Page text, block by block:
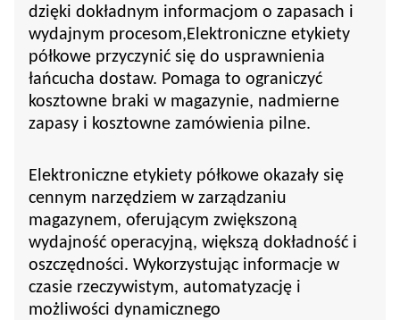
dzięki dokładnym informacjom o zapasach i
wydajnym procesom, Elektroniczne etykiety
półkowe przyczynić się do usprawnienia
łańcucha dostaw. Pomaga to ograniczyć
kosztowne braki w magazynie, nadmierne
zapasy i kosztowne zamówienia pilne.
Elektroniczne etykiety półkowe okazały się
cennym narzędziem w zarządzaniu
magazynem, oferującym zwiększoną
wydajność operacyjną, większą dokładność i
oszczędności. Wykorzystując informacje w
czasie rzeczywistym, automatyzację i
możliwości dynamicznego